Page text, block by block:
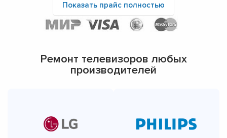
Показать прайс полностью
Ремонт телевизоров любых
производителей